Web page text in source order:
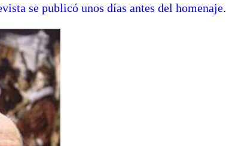
se publicó unos días antes del homenaje.